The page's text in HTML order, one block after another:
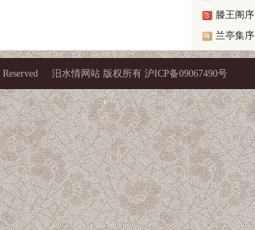
滕王阁序
兰亭集序
Reserved 汨水情网站 版权所有 沪ICP备09067490号